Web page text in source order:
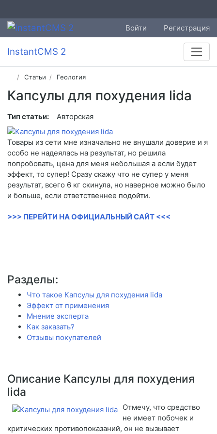
Войти Регистрация
InstantCMS 2
Статьи Геология
Капсулы для похудения lida
Тип статьи: Авторская
Товары из сети мне изначально не внушали доверие и я
особо не надеялась на результат, но решила
попробовать, цена для меня небольшая а если будет
эффект, то супер! Сразу скажу что не супер у меня
результат, всего 6 кг скинула, но наверное можно было
и больше, если ответственнее подойти.
>>> ПЕРЕЙТИ НА ОФИЦИАЛЬНЫЙ САЙТ <<<
Разделы:
Что такое Капсулы для похудения lida
Эффект от применения
Мнение эксперта
Как заказать?
Отзывы покупателей
Описание Капсулы для похудения
lida
Отмечу, что средство
не имеет побочек и
критических противопоказаний, он не вызывает